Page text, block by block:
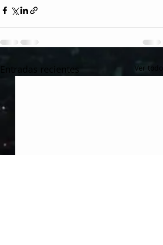
Entradas recientes Ver todo